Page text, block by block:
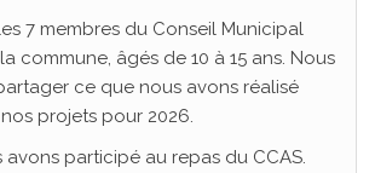
7 membres du Conseil Municipal
commune, âgés de 10 à 15 ans. Nous
ce que nous avons réalisé
projets pour 2026.
avons participé au repas du CCAS.